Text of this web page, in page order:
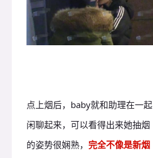
点上烟后，baby就和助理在一起
闲聊起来，可以看得出来她抽烟
的姿势很娴熟， 完全不像是新烟